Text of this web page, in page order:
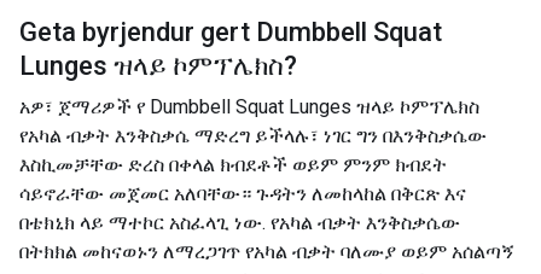
Geta byrjendur gert Dumbbell Squat
Lunges ዝላይ ኮምፕሌክስ?
አዎ፣ ጀማሪዎች የ Dumbbell Squat Lunges ዝላይ ኮምፕሌክስ
የአካል ብቃት እንቅስቃሴ ማድረግ ይችላሉ፣ ነገር ግን በእንቅስቃሴው
እስኪመቻቸው ድረስ በቀላል ክብደቶች ወይም ምንም ክብደት
ሳይኖራቸው መጀመር አለባቸው። ጉዳትን ለመከላከል በቅርጽ እና
በቴክኒክ ላይ ማተኮር አስፈላጊ ነው. የአካል ብቃት እንቅስቃሴው
በትክክል መከናወኑን ለማረጋገጥ የአካል ብቃት ባለሙያ ወይም አሰልጣኝ